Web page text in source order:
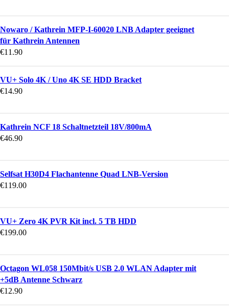
Nowaro / Kathrein MFP-I-60020 LNB Adapter geeignet
für Kathrein Antennen
€11.90
VU+ Solo 4K / Uno 4K SE HDD Bracket
€14.90
Kathrein NCF 18 Schaltnetzteil 18V/800mA
€46.90
Selfsat H30D4 Flachantenne Quad LNB-Version
€119.00
VU+ Zero 4K PVR Kit incl. 5 TB HDD
€199.00
Octagon WL058 150Mbit/s USB 2.0 WLAN Adapter mit
+5dB Antenne Schwarz
€12.90